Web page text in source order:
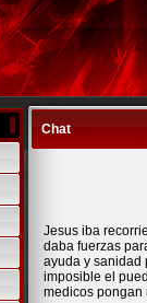
Chat
Jesus iba
daba fuerzas
ayuda y sanidad
imposible el
medicos pongan